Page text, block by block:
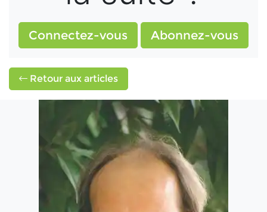
Connectez-vous Abonnez-vous
Retour aux articles